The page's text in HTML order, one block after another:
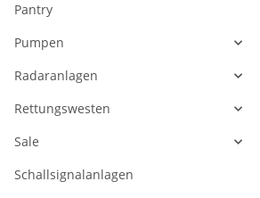
Pantry
Pumpen
Radaranlagen
Rettungswesten
Sale
Schallsignalanlagen